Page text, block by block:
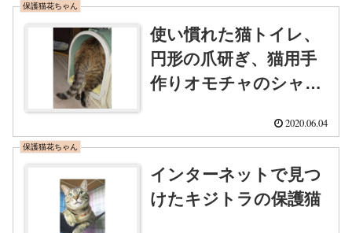
保護猫花ちゃん
使い慣れた猫トイレ、
円形の爪研ぎ、猫用手
作りオモチャのシャカ
ティート
2020.06.04
保護猫花ちゃん
インターネットで見つ
けたキジトラの保護猫